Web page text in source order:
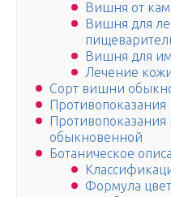
Вишня от
Вишня для
Вишня для
Лечение
Сорт вишни
Противопоказания
обыкновенной
Ботаническое
Формула